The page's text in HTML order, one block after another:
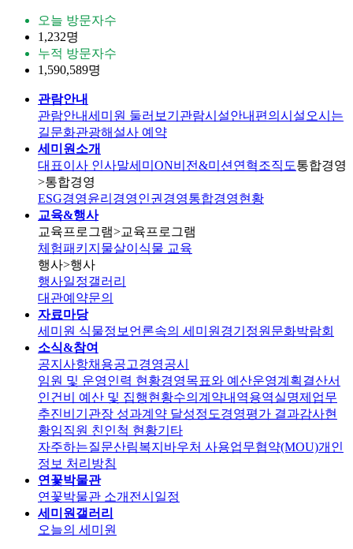
오늘 방문자수
1,232명
누적 방문자수
1,590,589명
관람안내
관람안내세미원 둘러보기 관람시설안내 편의시설 오시는
길문화관광해설사 예약
세미원소개
대표이사 인사말세미ON비전&미션 연혁조직도통합경영
>통합경영
ESG경영윤리경영인권경영통합경영현황
교육&행사
교육프로그램>교육프로그램
체험패키지 물살이식물 교육
행사>행사
행사일정갤러리
대관예약문의
자료마당
세미원 식물정보 언론속의 세미원 경기정원문화박람회
소식&참여
공지사항채용공고경영공시
임원 및 운영인력 현황경영목표와 예산운영계획결산서
인건비 예산 및 집행현황수의계약내역용역실명제 업무
추진비 기관장 성과계약 달성정도경영평가 결과감사현
황임직원 친인척 현황기타
자주하는질문산림복지바우처 사용업무협약(MOU)개인
정보 처리방침
연꽃박물관
연꽃박물관 소개 전시일정
세미원갤러리
오늘의 세미원